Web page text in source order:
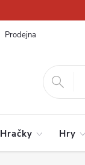
Prodejna
Hračky Hry